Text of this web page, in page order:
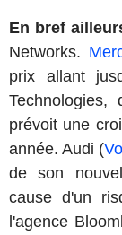
En bref
Networks.
prix allant
prévoit une
année. Audi (
de son
cause d'un
l'agence